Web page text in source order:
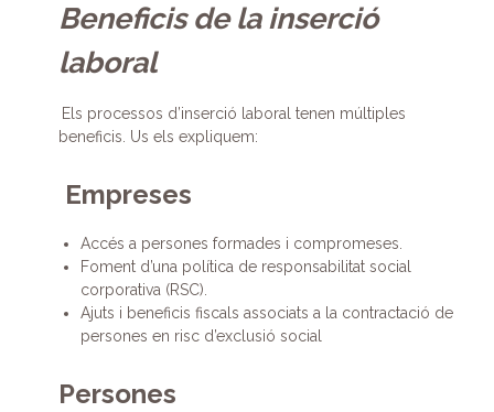
Beneficis de la inserció
laboral
Els processos d’inserció laboral tenen múltiples
beneficis. Us els expliquem:
Empreses
Accés a persones formades i compromeses.
Foment d’una política de responsabilitat social
corporativa (RSC).
Ajuts i beneficis fiscals associats a la contractació de
persones en risc d’exclusió social
Persones